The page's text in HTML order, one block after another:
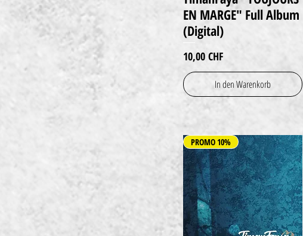
EN MARGE" Full Album
(Digital)
Preis
10,00 CHF
In den Warenkorb
PROMO 10%